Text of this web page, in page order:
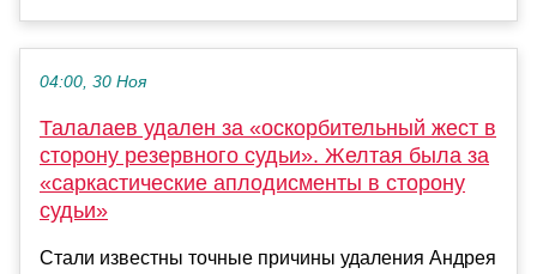
04:00, 30 Ноя
Талалаев удален за «оскорбительный жест в
сторону резервного судьи». Желтая была за
«саркастические аплодисменты в сторону
судьи»
Стали известны точные причины удаления Андрея